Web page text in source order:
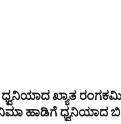
ಖ್ಯಾತ
ಹಾಡಿಗೆ ಧ್ವನಿಯಾದ